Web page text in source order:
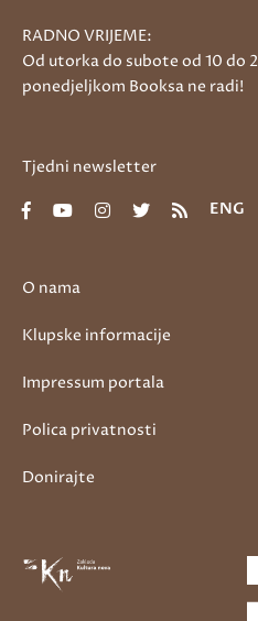
O nama
Klupske informacije
Impressum portala
Polica privatnosti
Donirajte
RADNO VRIJEME:
Od utorka do subote od 10 do
ponedjeljkom Booksa ne radi!
Tjedni newsletter
ENG